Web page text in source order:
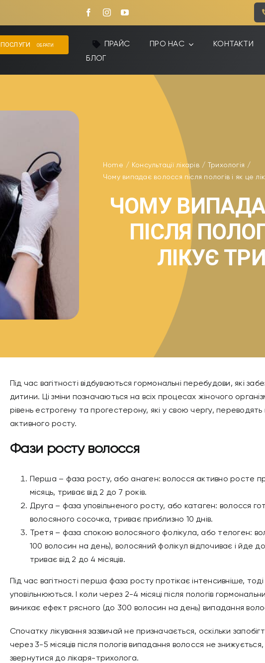
ПОСЛУГИ ОБРАТИ ПРАЙС ПРО НАС
КОНТАКТИ
БЛОГ
Home Консультації лікарів
Трихологія
Чому випадає волосся після пологів і як це
ЧОМУ
ПІСЛЯ
ЛІКУЄ
Під час вагітності відбуваються гормональні перебудови, які
дитини. Ці зміни позначаються на всіх процесах жіночого
рівень естрогену та прогестерону, які у свою чергу, переводять
активного росту.
Фази росту волосся
Перша – фаза росту, або анаген: волосся активно росте
місяць, триває від 2 до 7 років.
Друга – фаза уповільненого росту, або катаген: волосся
волосяного сосочка, триває приблизно 10 днів.
Третя – фаза спокою волосяного фолікула, або телоген:
100 волосин на день), волосяний фолікул відпочиває і йде
триває від 2 до 4 місяців.
Під час вагітності перша фаза росту протікає інтенсивніше,
уповільнюються. І коли через 2-4 місяці після пологів
виникає ефект рясного (до 300 волосин на день) випадання
Спочатку лікування зазвичай не призначається, оскільки
через 3-5 місяців після пологів випадання волосся не
звернутися до лікаря-трихолога.